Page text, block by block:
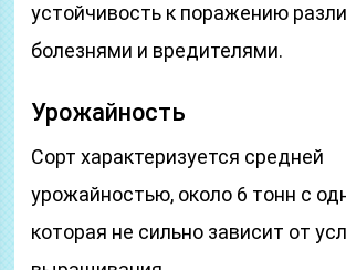
устойчивость к поражению
болезнями и вредителями.
Урожайность
Сорт характеризуется средней
урожайностью, около 6 тонн с
которая не сильно зависит от